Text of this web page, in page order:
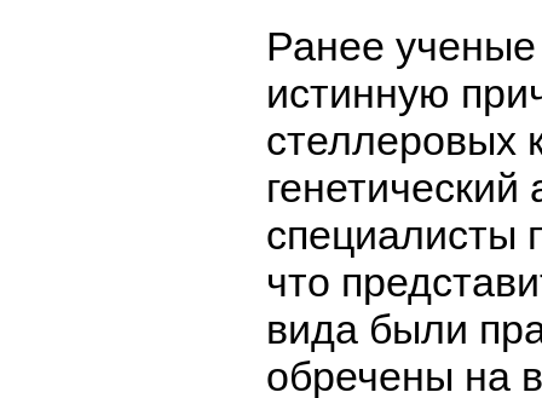
Ранее
истинную
стеллеровых
генетический
специалисты
что
вида были
обречены на